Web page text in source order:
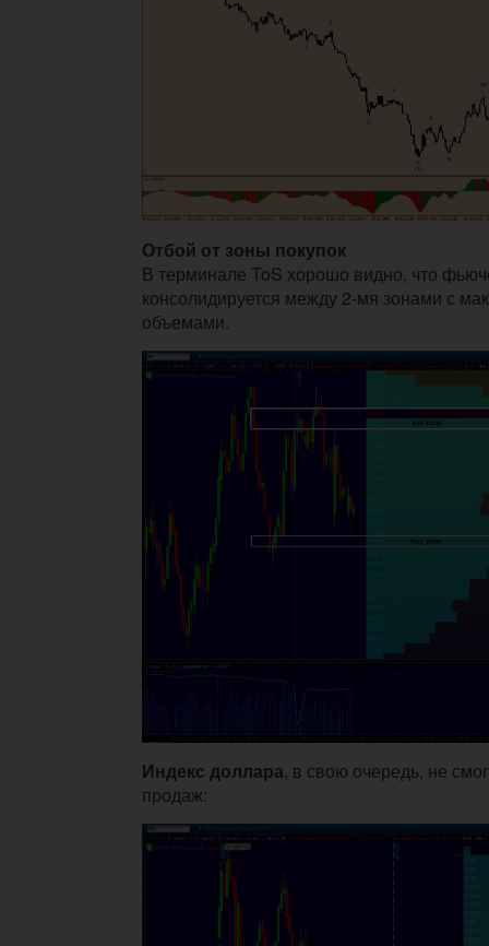
Отбой от зоны покупок
В терминале ToS хорошо видно, что
консолидируется между 2-мя зонами с
объемами.
Индекс доллара, в свою очередь, не
продаж: